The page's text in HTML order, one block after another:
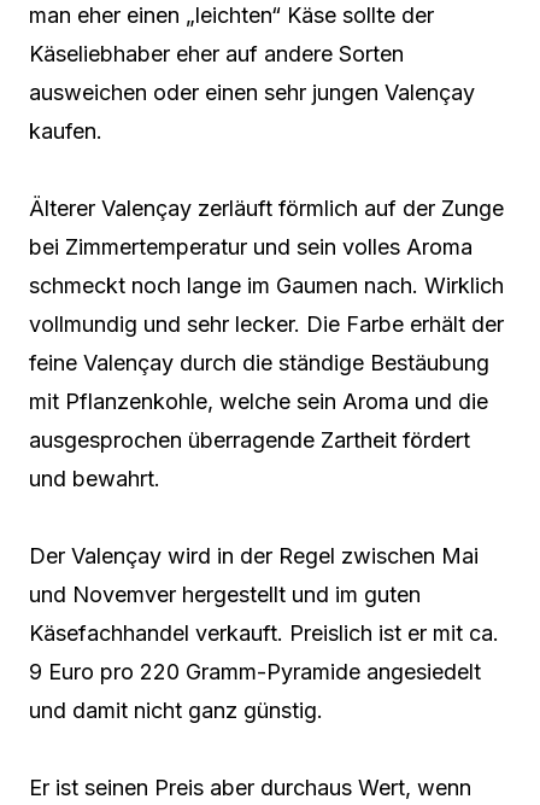
man eher einen „leichten“ Käse sollte der
Käseliebhaber eher auf andere Sorten
ausweichen oder einen sehr jungen Valençay
kaufen.
Älterer Valençay zerläuft förmlich auf der Zunge
bei Zimmertemperatur und sein volles Aroma
schmeckt noch lange im Gaumen nach. Wirklich
vollmundig und sehr lecker. Die Farbe erhält der
feine Valençay durch die ständige Bestäubung
mit Pflanzenkohle, welche sein Aroma und die
ausgesprochen überragende Zartheit fördert
und bewahrt.
Der Valençay wird in der Regel zwischen Mai
und Novemver hergestellt und im guten
Käsefachhandel verkauft. Preislich ist er mit ca.
9 Euro pro 220 Gramm-Pyramide angesiedelt
und damit nicht ganz günstig.
Er ist seinen Preis aber durchaus Wert, wenn